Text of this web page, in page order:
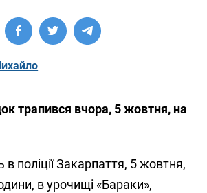
трапився вчора, 5 жовтня, на
поліції Закарпаття, 5 жовтня,
в урочищі «Бараки»,